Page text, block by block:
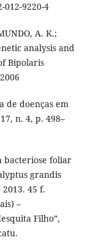
012-9220-4
A. K.;
analysis and
Bipolaris
de doenças em
n. 4, p. 498–
bacteriose foliar
grandis
45 f.
–
Filho”,